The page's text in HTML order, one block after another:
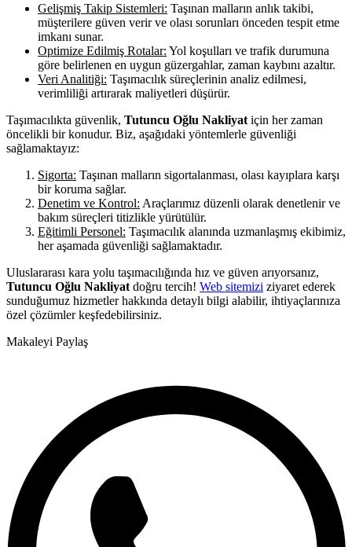
Gelişmiş Takip Sistemleri: Taşınan malların anlık takibi,
müşterilere güven verir ve olası sorunları önceden tespit etme
imkanı sunar.
Optimize Edilmiş Rotalar: Yol koşulları ve trafik durumuna
göre belirlenen en uygun güzergahlar, zaman kaybını azaltır.
Veri Analitiği: Taşımacılık süreçlerinin analiz edilmesi,
verimliliği artırarak maliyetleri düşürür.
Taşımacılıkta güvenlik, Tutuncu Oğlu Nakliyat için her zaman
öncelikli bir konudur. Biz, aşağıdaki yöntemlerle güvenliği
sağlamaktayız:
Sigorta: Taşınan malların sigortalanması, olası kayıplara karşı
bir koruma sağlar.
Denetim ve Kontrol: Araçlarımız düzenli olarak denetlenir ve
bakım süreçleri titizlikle yürütülür.
Eğitimli Personel: Taşımacılık alanında uzmanlaşmış ekibimiz,
her aşamada güvenliği sağlamaktadır.
Uluslararası kara yolu taşımacılığında hız ve güven arıyorsanız,
Tutuncu Oğlu Nakliyat doğru tercih! Web sitemizi ziyaret ederek
sunduğumuz hizmetler hakkında detaylı bilgi alabilir, ihtiyaçlarınıza
özel çözümler keşfedebilirsiniz.
Makaleyi Paylaş